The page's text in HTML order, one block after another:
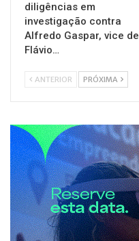
diligências em
investigação contra
Alfredo Gaspar, vice de
Flávio…
ANTERIOR PRÓXIMA